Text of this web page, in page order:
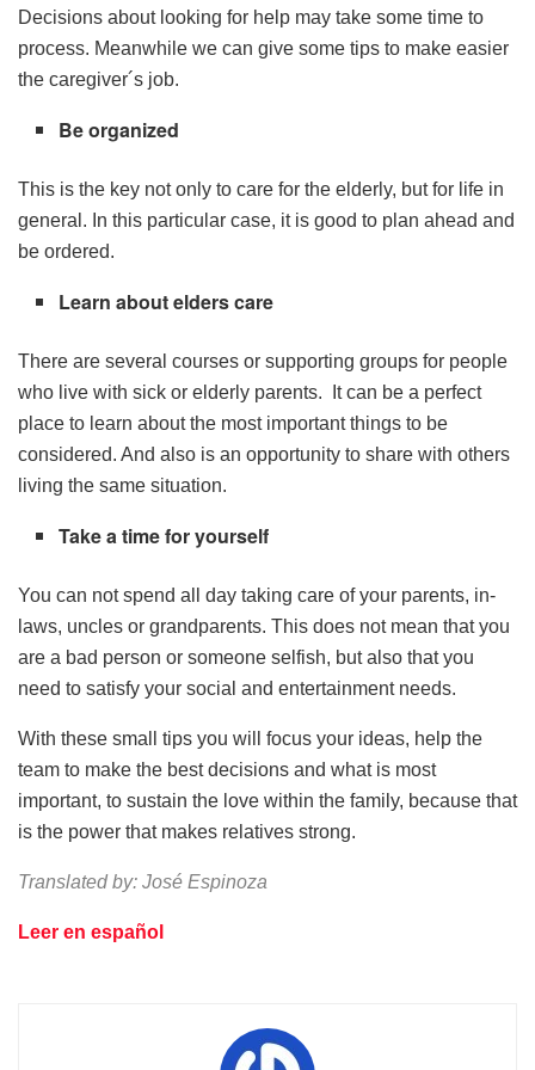
Decisions about looking for help may take some time to
process. Meanwhile we can give some tips to make easier
the caregiver´s job.
Be organized
This is the key not only to care for the elderly, but for life in
general. In this particular case, it is good to plan ahead and
be ordered.
Learn about elders care
There are several courses or supporting groups for people
who live with sick or elderly parents. It can be a perfect
place to learn about the most important things to be
considered. And also is an opportunity to share with others
living the same situation.
Take a time for yourself
You can not spend all day taking care of your parents, in-
laws, uncles or grandparents. This does not mean that you
are a bad person or someone selfish, but also that you
need to satisfy your social and entertainment needs.
With these small tips you will focus your ideas, help the
team to make the best decisions and what is most
important, to sustain the love within the family, because that
is the power that makes relatives strong.
Translated by: José Espinoza
Leer en español